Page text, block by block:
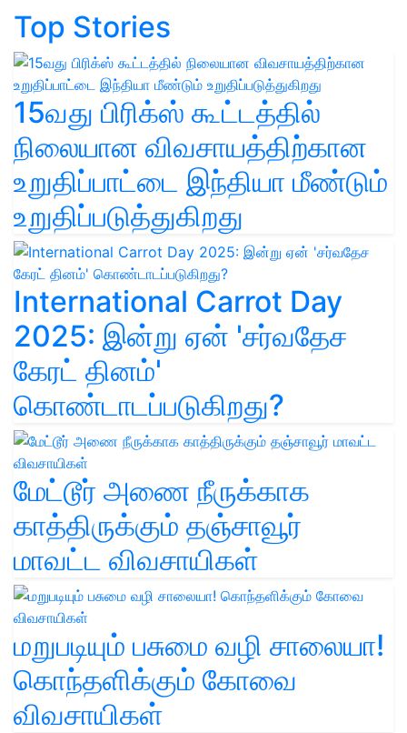
Top Stories
15வது பிரிக்ஸ் கூட்டத்தில்
நிலையான விவசாயத்திற்கான
உறுதிப்பாட்டை இந்தியா மீண்டும்
உறுதிப்படுத்துகிறது
International Carrot Day
2025: இன்று ஏன் 'சர்வதேச
கேரட் தினம்'
கொண்டாடப்படுகிறது?
மேட்டூர் அணை நீருக்காக
காத்திருக்கும் தஞ்சாவூர்
மாவட்ட விவசாயிகள்
மறுபடியும் பசுமை வழி சாலையா!
கொந்தளிக்கும் கோவை
விவசாயிகள்